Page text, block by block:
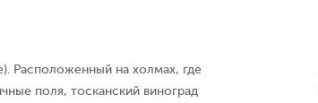
Расположенный на холмах, где
поля, тосканский виноград